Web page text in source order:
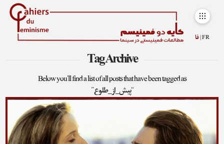
FR | فا
Tag Archive
Below you'll find a list of all posts that have been tagged as
“پیش_از_طلوع”